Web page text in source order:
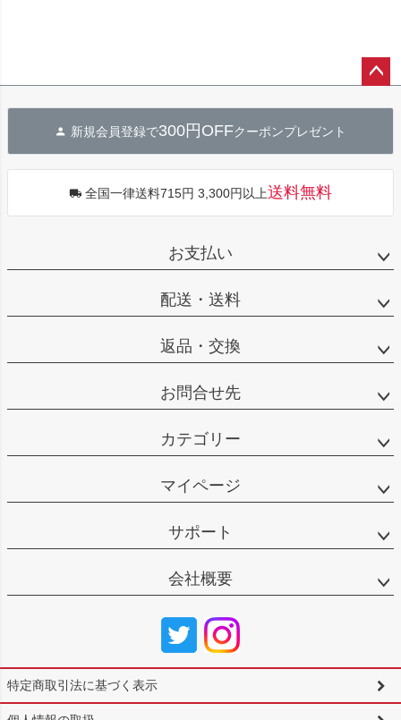
へ
新規会員登録で300円OFFクーポンプレゼント
全国一律送料715円 3,300円以上送料無料
お支払い
配送・送料
返品・交換
お問合せ先
カテゴリー
マイページ
サポート
会社概要
特定商取引法に基づく表示